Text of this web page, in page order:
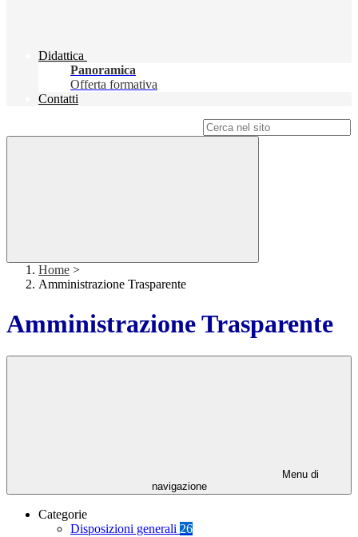
Didattica
Panoramica
Offerta formativa
Contatti
Home >
Amministrazione Trasparente
Amministrazione Trasparente
Menu di
navigazione
Categorie
Disposizioni generali 26